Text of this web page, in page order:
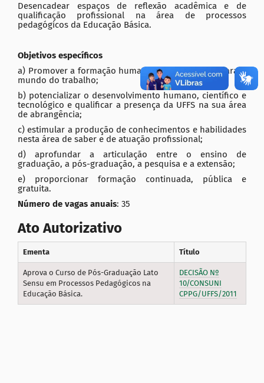
Desencadear espaços de reflexão acadêmica e de
qualificação profissional na área de processos
pedagógicos da Educação Básica.
Objetivos específicos
a) Promover a formação humana e a qualificação para o
mundo do trabalho;
b) potencializar o desenvolvimento humano, científico e
tecnológico e qualificar a presença da UFFS na sua área
de abrangência;
c) estimular a produção de conhecimentos e habilidades
nesta área de saber e de atuação profissional;
d) aprofundar a articulação entre o ensino de
graduação, a pós-graduação, a pesquisa e a extensão;
e) proporcionar formação continuada, pública e
gratuita.
Número de vagas anuais: 35
Ato Autorizativo
Ementa Título
Aprova o Curso de Pós-Graduação Lato
Sensu em Processos Pedagógicos na
Educação Básica.
DECISÃO Nº
10/CONSUNI
CPPG/UFFS/2011